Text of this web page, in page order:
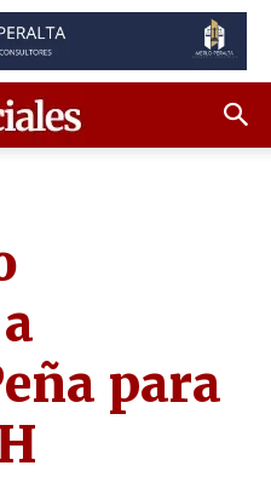
para